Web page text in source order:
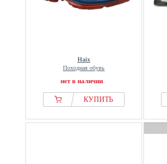
Haix
Походная обувь
нет в наличии
КУПИТЬ